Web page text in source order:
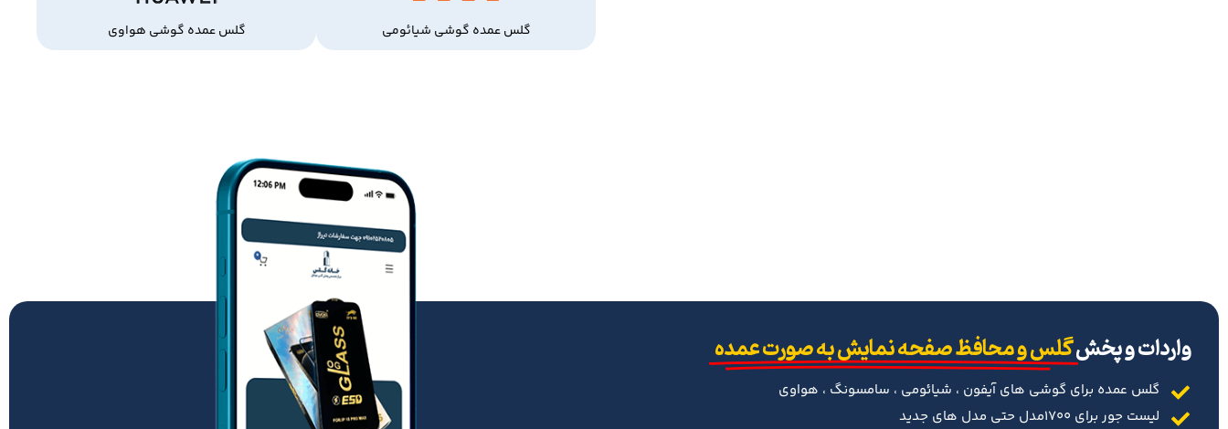
گلس عمده گوشی شیائومی گلس عمده گوشی هواوی
‌واردات و پخشگلس و محافظ صفحه نمایش به صورت عمده
گلس عمده برای گوشی های آیفون ، شیائومی ، سامسونگ ، هواوی
لیست جور برای 1700مدل حتی مدل های جدید